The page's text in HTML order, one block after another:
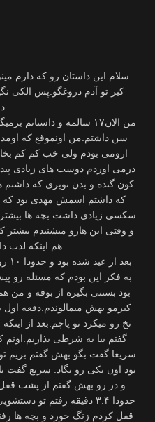
سلام.این داستان رو که دارم
کیر تو آدم دروغگو.پس الکی
سن داشتم.من اونموقع که
ارومی بودم ولی خب کم کم
درمی اوردم دوست های زیادی
کون گنده و بدن توپری که داشتم
که داشتم اسمش مهدی بود که
سکسی زیادی داشت.بچه ها بیشتر
و وقتی این هارو میشنیدم
هم اینکه لذت دادن رو تجربه کنم.
به فکر این بودم که مسئله رو
بود بستنی بگیره از بوفه و
کیرمو بهش میمالوندم.دفعه
نخ رو میکرد تو پاچم.بعد از
گفتم بیا یه شرطی بذاریم.اونم
سریعا گفت بگو.بهش گفتم بریم
بود اون یکی رو بگاد. سریع گفت
و در رو بهش گفتم از پشت قفل
حدودا ۳.۴ دقیقه رفتم تو
قفل کردم زنگ خورد و بچه ها